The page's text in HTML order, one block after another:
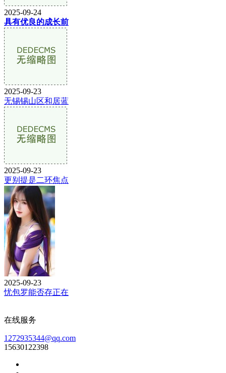
2025-09-24
具有优良的成长前
2025-09-23
无锡锡山区和居蓝
2025-09-23
更别提是二环焦点
2025-09-23
忧包罗能否存正在
在线服务
1272935344@qq.com
15630122398